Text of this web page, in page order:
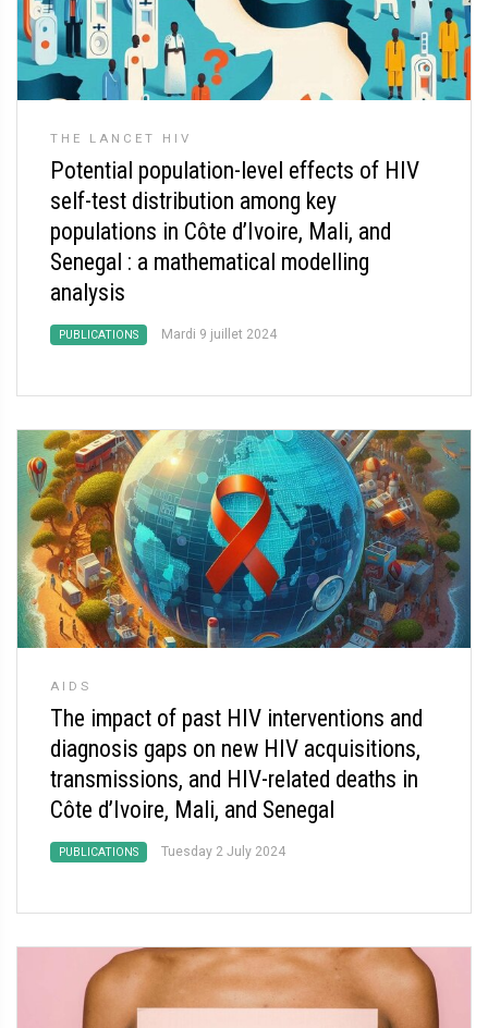
THE LANCET HIV
Potential population-level effects of HIV
self-test distribution among key
populations in Côte d’Ivoire, Mali, and
Senegal : a mathematical modelling
analysis
PUBLICATIONS Mardi 9 juillet 2024
AIDS
The impact of past HIV interventions and
diagnosis gaps on new HIV acquisitions,
transmissions, and HIV-related deaths in
Côte d’Ivoire, Mali, and Senegal
PUBLICATIONS Tuesday 2 July 2024